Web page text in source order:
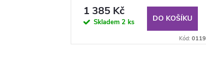
1 385 Kč
Skladem 2 ks DO KOŠÍKU
Kód: 0119